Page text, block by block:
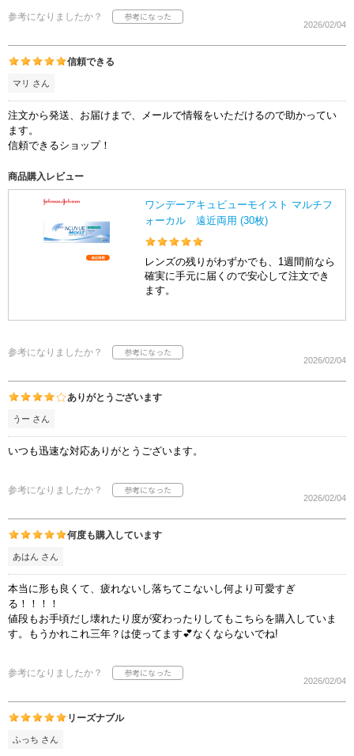
参考になりましたか？
2026/02/04
信頼できる
マリ さん
注文から発送、お届けまで、メールで情報をいただけるので助かってい
ます。
信頼できるショップ！
商品購入レビュー
ワンデーアキュビューモイスト マルチフ
ォーカル 遠近両用 (30枚)
レンズの残りがわずかでも、1週間前なら
確実に手元に届くので安心して注文でき
ます。
参考になりましたか？
2026/02/04
ありがとうございます
うー さん
いつも迅速な対応ありがとうございます。
参考になりましたか？
2026/02/04
何度も購入しています
あはん さん
本当に形も良くて、疲れないし落ちてこないし何より可愛すぎ
る！！！！
値段もお手頃だし壊れたり度が変わったりしてもこちらを購入していま
す。もうかれこれ三年？は使ってます💕なくならないでね!
参考になりましたか？
2026/02/04
リーズナブル
ふっち さん